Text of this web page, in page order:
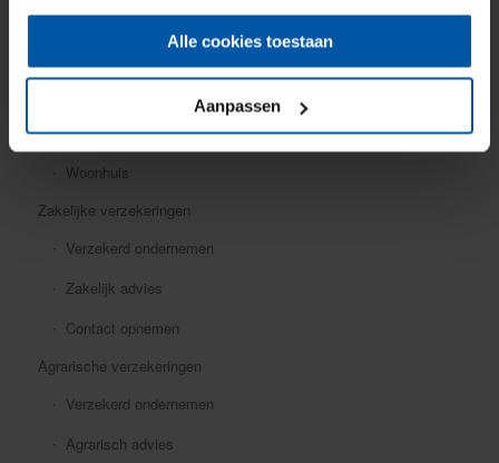
Alle cookies toestaan
Aanpassen
Oldtimer
Verkeersschadeverzekering
Woonhuis
Zakelijke verzekeringen
Verzekerd ondernemen
Zakelijk advies
Contact opnemen
Agrarische verzekeringen
Verzekerd ondernemen
Agrarisch advies